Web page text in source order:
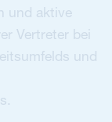
und aktive
Vertreter bei
und